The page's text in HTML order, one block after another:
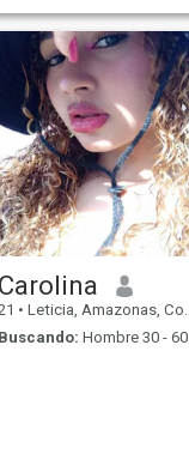
Carolina
• Leticia, Amazonas, Colombia
Buscando: Hombre 30 - 60